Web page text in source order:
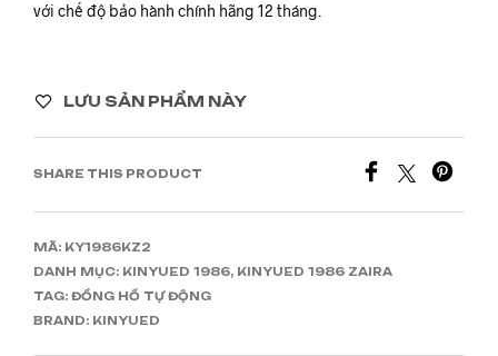
với chế độ bảo hành chính hãng 12 tháng.
LƯU SẢN PHẨM NÀY
SHARE THIS PRODUCT
MÃ: KY1986KZ2
DANH MỤC: KINYUED 1986, KINYUED 1986 ZAIRA
TAG: ĐỒNG HỒ TỰ ĐỘNG
BRAND: KINYUED